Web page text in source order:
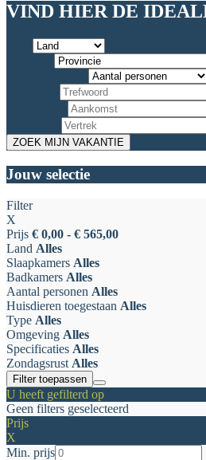
VIND HIER DE
Jouw selectie
Filter
X
Prijs € 0,00 - € 565,00
Land Alles
Slaapkamers Alles
Badkamers Alles
Aantal personen Alles
Huisdieren toegestaan Alles
Type Alles
Omgeving Alles
Specificaties Alles
Zondagsrust Alles
Filter toepassen
U heeft gefilterd op
Geen filters geselecteerd
Prijs
X
Min. prijs